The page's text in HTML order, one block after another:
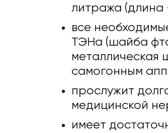
литража (длина
все
ТЭНа (шайба
металлическая
самогонным
прослужит
медицинской
имеет